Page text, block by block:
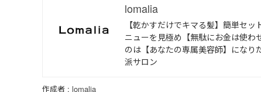
lomalia
【乾かすだけでキマる髪】簡単セ
ニューを見極め【無駄にお金は使わ
のは【あなたの専属美容師】にな
派サロン
作成者 : lomalia